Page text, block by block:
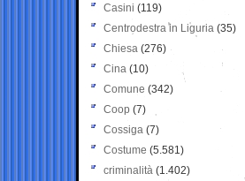
Casini (119)
Centrodestra in Liguria (35)
Chiesa (276)
Cina (10)
Comune (342)
Coop (7)
Cossiga (7)
Costume (5.581)
criminalità (1.402)